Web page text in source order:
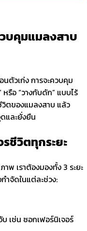
บคุมแมลงสาบ
ตัวเก่ง การจะควบคุม
รือ “วางกับดัก” แบบไร้
วิตของแมลงสาบ แล้ว
และยั่งยืน
ชีวิตทุกระยะ
พ เราต้องมองทั้ง 3 ระยะ
ำจัดในแต่ละช่วง:
เช่น ซอกเฟอร์นิเจอร์